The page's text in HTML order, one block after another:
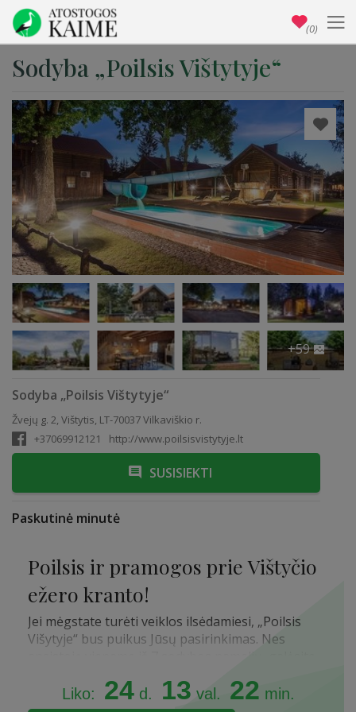
Sodyba „Poilsis Vištytyje“
+59
Sodyba „Poilsis Vištytyje“
Žvejų g. 2, Vištytis, LT-70037 Vilkaviškio r.
+37069912121
http://www.poilsisvistytyje.lt
SUSISIEKTI
Paskutinė minutė
Poilsis ir pramogos prie Vištyčio
ežero kranto!
Jei mėgstate turėti veiklos ilsėdamiesi, „Poilsis
Višytyje“ bus puikus Jūsų pasirinkimas. Nes
Šildomas lauko baseinas
Liko: 24d. 13 val. 22 min.
(0)